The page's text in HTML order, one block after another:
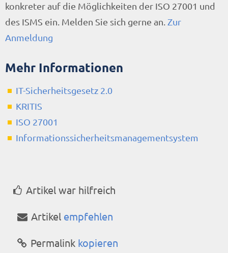
konkreter auf die Möglichkeiten der ISO 27001 und
des ISMS ein. Melden Sie sich gerne an.Zur
Anmeldung
Mehr Informationen
IT-Sicherheitsgesetz 2.0
KRITIS
ISO 27001
Informationssicherheitsmanagementsystem
Artikel war hilfreich
Artikel empfehlen
Permalink kopieren